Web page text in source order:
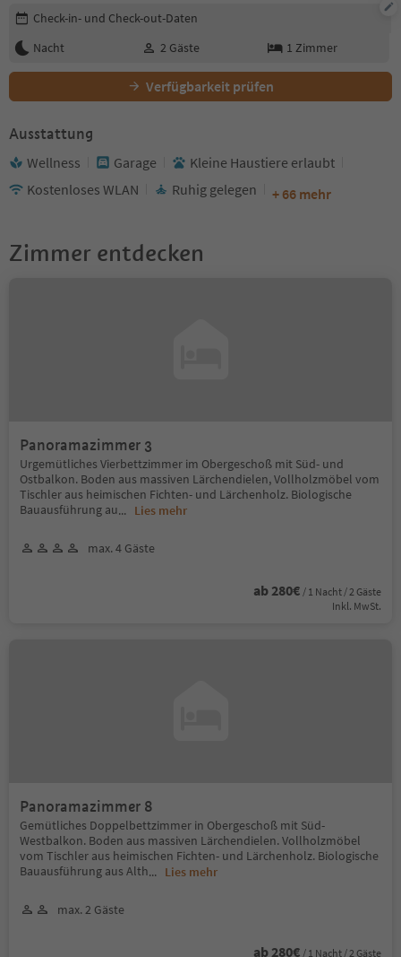
Buchungsdetails bearbeiten
Check-in- und Check-out-Daten
Nacht
2 Gäste 1 Zimmer
Verfügbarkeit prüfen
Ausstattung
Wellness Garage
Kleine Haustiere erlaubt
Kostenloses WLAN
Ruhig gelegen + 66 mehr
Zimmer entdecken
Panoramazimmer 3
Urgemütliches Vierbettzimmer im Obergeschoß mit Süd- und
Ostbalkon. Boden aus massiven Lärchendielen, Vollholzmöbel vom
Tischler aus heimischen Fichten- und Lärchenholz. Biologische
Bauausführung au... Lies mehr
max. 4 Gäste
ab 280€ / 1 Nacht / 2 Gäste
Inkl. MwSt.
Panoramazimmer 8
Gemütliches Doppelbettzimmer in Obergeschoß mit Süd-
Westbalkon. Boden aus massiven Lärchendielen. Vollholzmöbel
vom Tischler aus heimischen Fichten- und Lärchenholz. Biologische
Bauausführung aus Alth... Lies mehr
max. 2 Gäste
ab 280€ / 1 Nacht / 2 Gäste